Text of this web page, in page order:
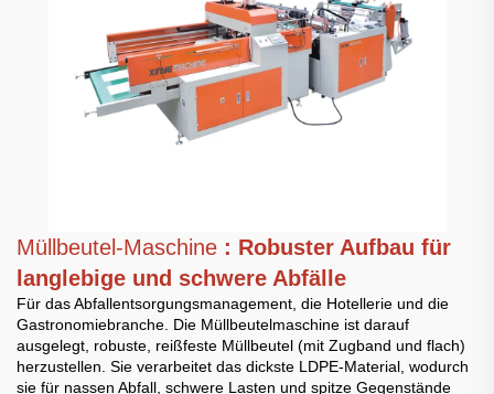
Müllbeutel-Maschine : Robuster Aufbau für
langlebige und schwere Abfälle
Für das Abfallentsorgungsmanagement, die Hotellerie und die
Gastronomiebranche. Die Müllbeutelmaschine ist darauf
ausgelegt, robuste, reißfeste Müllbeutel (mit Zugband und flach)
herzustellen. Sie verarbeitet das dickste LDPE-Material, wodurch
sie für nassen Abfall, schwere Lasten und spitze Gegenstände